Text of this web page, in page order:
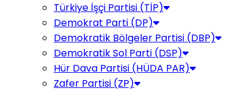
Türkiye İşçi Partisi (TİP)
Demokrat Parti (DP)
Demokratik Bölgeler Partisi (DBP)
Demokratik Sol Parti (DSP)
Hür Dava Partisi (HÜDA PAR)
Zafer Partisi (ZP)